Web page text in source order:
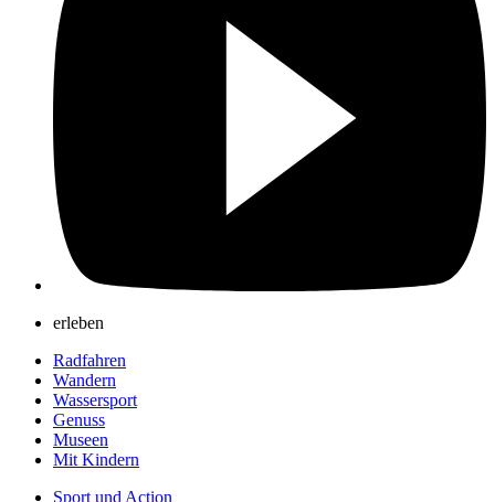
erleben
Radfahren
Wandern
Wassersport
Genuss
Museen
Mit Kindern
Sport und Action